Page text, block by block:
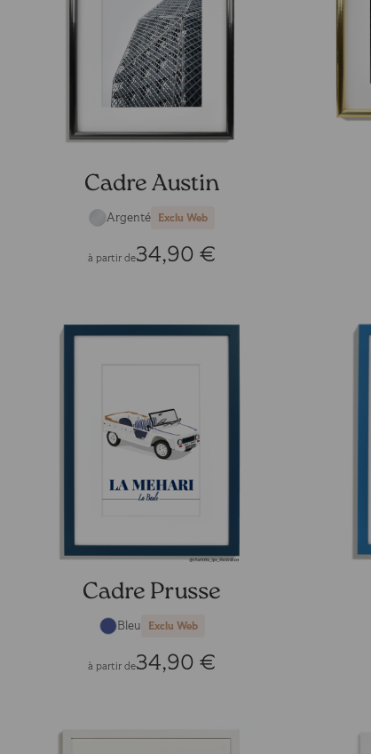
Cadre Austin
Argenté Exclu Web
à partir de34,90 €
Cadre Prusse
Bleu Exclu Web
à partir de34,90 €